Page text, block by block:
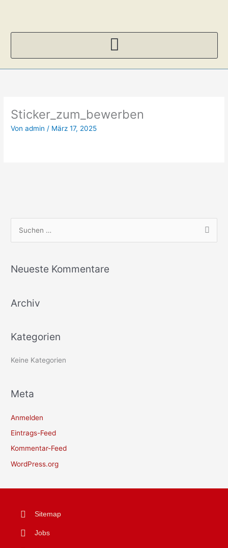
Sticker_zum_bewerben
Vonadmin/ März 17, 2025
h
n
c
h
Neueste Kommentare
Archiv
Kategorien
Keine Kategorien
Meta
Anmelden
Eintrags-Feed
Kommentar-Feed
WordPress.org
Sitemap
Jobs